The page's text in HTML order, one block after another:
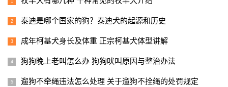
握手、随行等，互动性很强。
泰迪是哪个国家的狗？泰迪犬的起源和历史
成年柯基犬身长及体重 正宗柯基犬体型讲解
狗狗晚上老叫怎么办 狗狗吠叫原因与整治办法
遛狗不牵绳违法怎么处理 关于遛狗不拴绳的处罚规定